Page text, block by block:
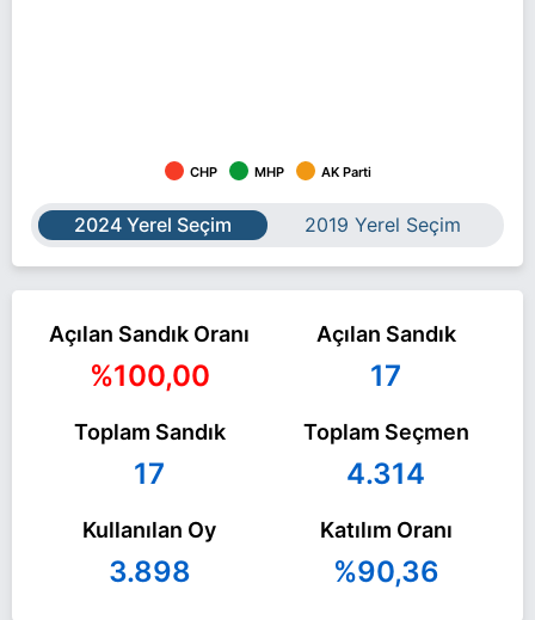
CHP MHP AK Parti
2024 Yerel Seçim 2019 Yerel Seçim
Açılan Sandık Oranı
%100,00
Açılan Sandık
17
Toplam Sandık
17
Toplam Seçmen
4.314
Kullanılan Oy
3.898
Katılım Oranı
%90,36